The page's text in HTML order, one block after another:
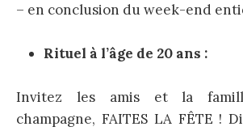
– en conclusion du week-end
Rituel à l’âge de 20 ans :
Invitez les amis et la
champagne, FAITES LA FÊTE !